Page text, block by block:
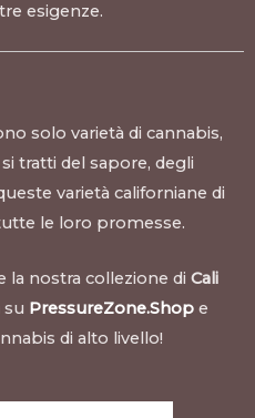
esigenze.
solo varietà di cannabis,
tratti del sapore, degli
varietà californiane di
le loro promesse.
nostra collezione di Cali
su PressureZone.Shop e
di alto livello!